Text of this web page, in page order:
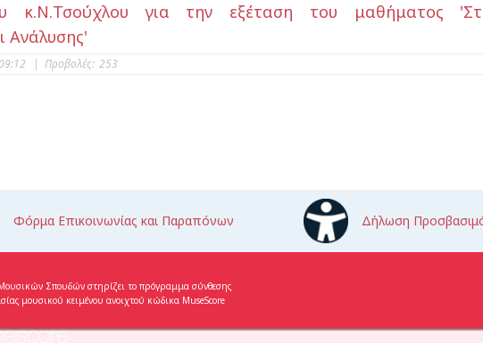
κ.Ν.Τσούχλου για την εξέταση του μαθήματος
Ανάλυσης'
| Προβολές: 253
Φόρμα Επικοινωνίας και Παραπόνων Δήλωση
Σπουδών στηρίζει το πρόγραμμα σύνθεσης
μουσικού κειμένου ανοιχτού κώδικα MuseScore